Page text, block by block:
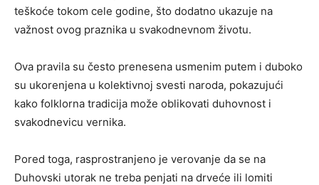
teškoće tokom cele godine, što dodatno ukazuje na
važnost ovog praznika u svakodnevnom životu.
Ova pravila su često prenesena usmenim putem i duboko
su ukorenjena u kolektivnoj svesti naroda, pokazujući
kako folklorna tradicija može oblikovati duhovnost i
svakodnevicu vernika.
Pored toga, rasprostranjeno je verovanje da se na
Duhovski utorak ne treba penjati na drveće ili lomiti